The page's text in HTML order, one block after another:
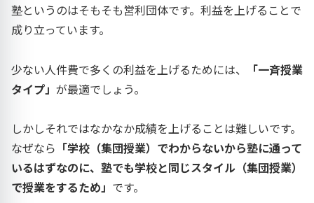
塾というのはそもそも営利団体です。利益を上げることで
成り立っています。
少ない人件費で多くの利益を上げるためには、
「一斉授業
タイプ」 が最適でしょう。
しかしそれではなかなか成績を上げることは難しいです。
なぜなら 「学校（集団授業）でわからないから塾に通って
いるはずなのに、塾でも学校と同じスタイル（集団授業）
で授業をするため」 です。